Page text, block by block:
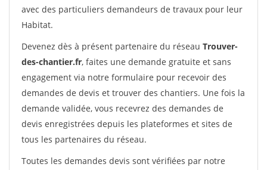
avec des particuliers demandeurs de travaux pour leur
Habitat.
Devenez dès à présent partenaire du réseau Trouver-
des-chantier.fr, faites une demande gratuite et sans
engagement via notre formulaire pour recevoir des
demandes de devis et trouver des chantiers. Une fois la
demande validée, vous recevrez des demandes de
devis enregistrées depuis les plateformes et sites de
tous les partenaires du réseau.
Toutes les demandes devis sont vérifiées par notre